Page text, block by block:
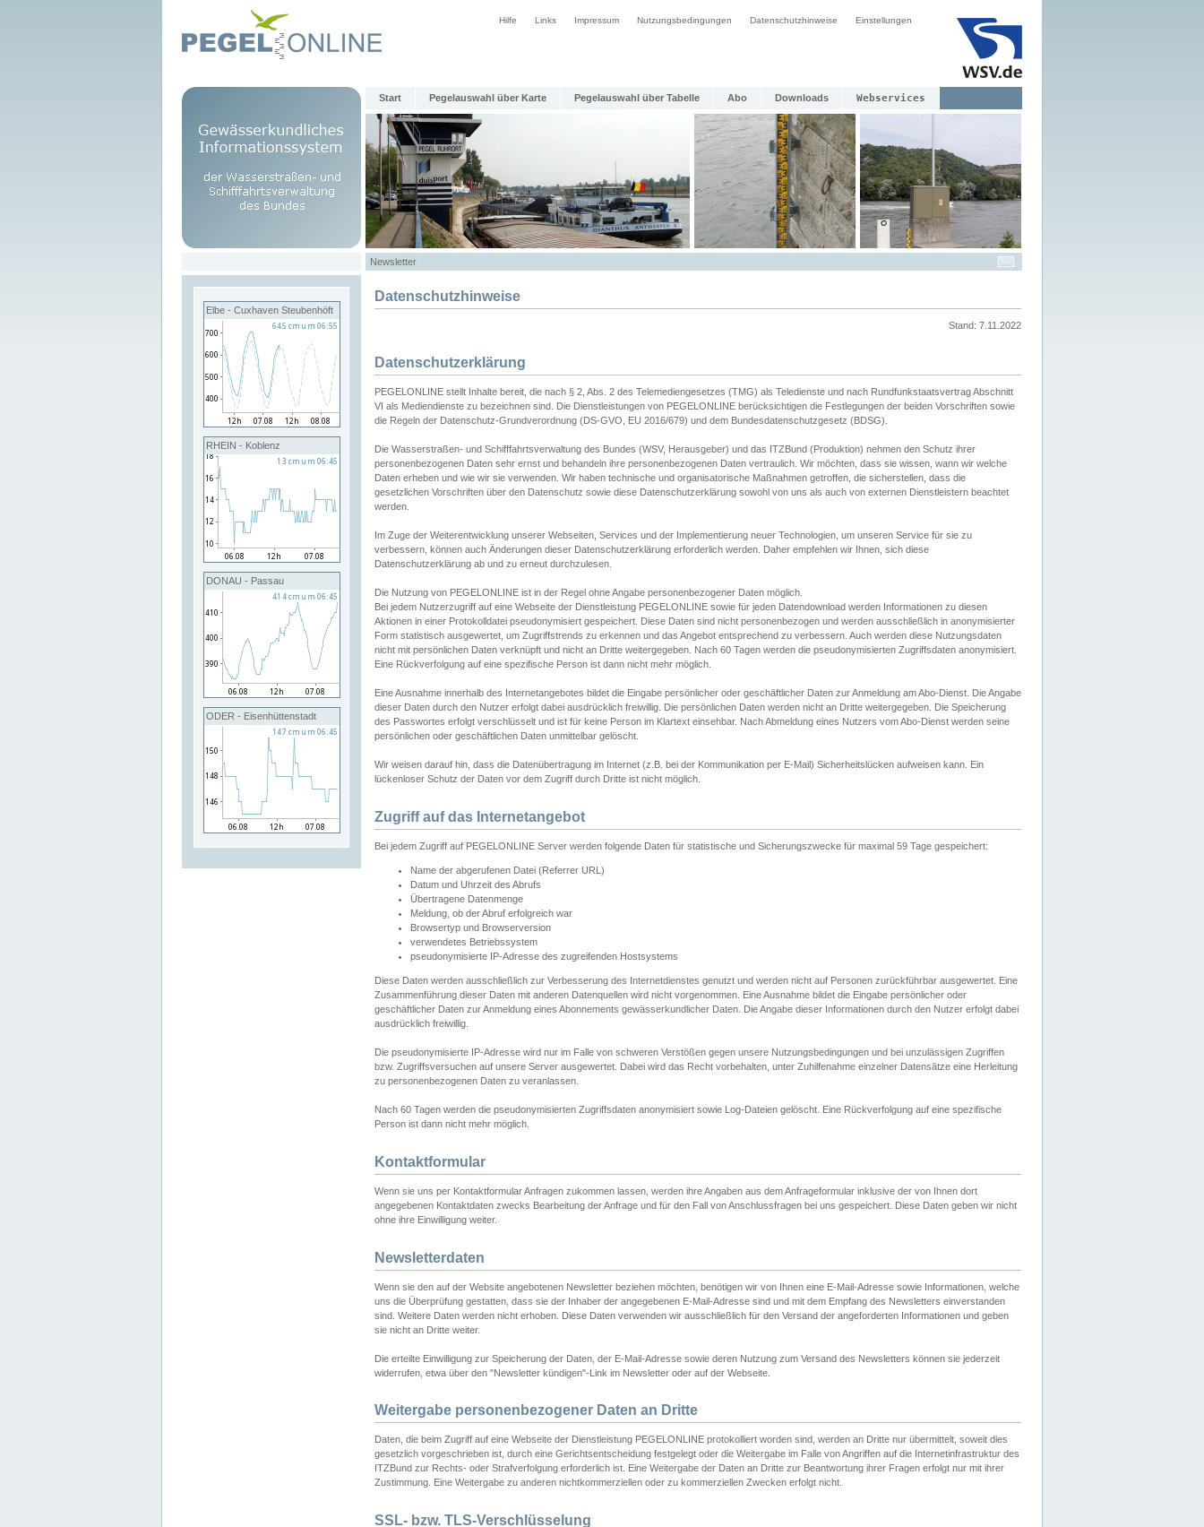
Hilfe Links Impressum Nutzungsbedingungen Datenschutzhinweise Einstellungen
Start Pegelauswahl über Karte Pegelauswahl über Tabelle Abo Downloads Webservices
Newsletter
Elbe - Cuxhaven Steubenhöft
RHEIN - Koblenz
DONAU - Passau
ODER - Eisenhüttenstadt
Datenschutzhinweise
Stand: 7.11.2022
Datenschutzerklärung
PEGELONLINE stellt Inhalte bereit, die nach § 2, Abs. 2 des Telemediengesetzes (TMG) als Teledienste und nach Rundfunkstaatsvertrag Abschnitt
VI als Mediendienste zu bezeichnen sind. Die Dienstleistungen von PEGELONLINE berücksichtigen die Festlegungen der beiden Vorschriften sowie
die Regeln der Datenschutz-Grundverordnung (DS-GVO, EU 2016/679) und dem Bundesdatenschutzgesetz (BDSG).
Die Wasserstraßen- und Schifffahrtsverwaltung des Bundes (WSV, Herausgeber) und das ITZBund (Produktion) nehmen den Schutz ihrer
personenbezogenen Daten sehr ernst und behandeln ihre personenbezogenen Daten vertraulich. Wir möchten, dass sie wissen, wann wir welche
Daten erheben und wie wir sie verwenden. Wir haben technische und organisatorische Maßnahmen getroffen, die sicherstellen, dass die
gesetzlichen Vorschriften über den Datenschutz sowie diese Datenschutzerklärung sowohl von uns als auch von externen Dienstleistern beachtet
werden.
Im Zuge der Weiterentwicklung unserer Webseiten, Services und der Implementierung neuer Technologien, um unseren Service für sie zu
verbessern, können auch Änderungen dieser Datenschutzerklärung erforderlich werden. Daher empfehlen wir Ihnen, sich diese
Datenschutzerklärung ab und zu erneut durchzulesen.
Die Nutzung von PEGELONLINE ist in der Regel ohne Angabe personenbezogener Daten möglich.
Bei jedem Nutzerzugriff auf eine Webseite der Dienstleistung PEGELONLINE sowie für jeden Datendownload werden Informationen zu diesen
Aktionen in einer Protokolldatei pseudonymisiert gespeichert. Diese Daten sind nicht personenbezogen und werden ausschließlich in anonymisierter
Form statistisch ausgewertet, um Zugriffstrends zu erkennen und das Angebot entsprechend zu verbessern. Auch werden diese Nutzungsdaten
nicht mit persönlichen Daten verknüpft und nicht an Dritte weitergegeben. Nach 60 Tagen werden die pseudonymisierten Zugriffsdaten anonymisiert.
Eine Rückverfolgung auf eine spezifische Person ist dann nicht mehr möglich.
Eine Ausnahme innerhalb des Internetangebotes bildet die Eingabe persönlicher oder geschäftlicher Daten zur Anmeldung am Abo-Dienst. Die Angabe
dieser Daten durch den Nutzer erfolgt dabei ausdrücklich freiwillig. Die persönlichen Daten werden nicht an Dritte weitergegeben. Die Speicherung
des Passwortes erfolgt verschlüsselt und ist für keine Person im Klartext einsehbar. Nach Abmeldung eines Nutzers vom Abo-Dienst werden seine
persönlichen oder geschäftlichen Daten unmittelbar gelöscht.
Wir weisen darauf hin, dass die Datenübertragung im Internet (z.B. bei der Kommunikation per E-Mail) Sicherheitslücken aufweisen kann. Ein
lückenloser Schutz der Daten vor dem Zugriff durch Dritte ist nicht möglich.
Zugriff auf das Internetangebot
Bei jedem Zugriff auf PEGELONLINE Server werden folgende Daten für statistische und Sicherungszwecke für maximal 59 Tage gespeichert:
Name der abgerufenen Datei (Referrer URL)
Datum und Uhrzeit des Abrufs
Übertragene Datenmenge
Meldung, ob der Abruf erfolgreich war
Browsertyp und Browserversion
verwendetes Betriebssystem
pseudonymisierte IP-Adresse des zugreifenden Hostsystems
Diese Daten werden ausschließlich zur Verbesserung des Internetdienstes genutzt und werden nicht auf Personen zurückführbar ausgewertet. Eine
Zusammenführung dieser Daten mit anderen Datenquellen wird nicht vorgenommen. Eine Ausnahme bildet die Eingabe persönlicher oder
geschäftlicher Daten zur Anmeldung eines Abonnements gewässerkundlicher Daten. Die Angabe dieser Informationen durch den Nutzer erfolgt dabei
ausdrücklich freiwillig.
Die pseudonymisierte IP-Adresse wird nur im Falle von schweren Verstößen gegen unsere Nutzungsbedingungen und bei unzulässigen Zugriffen
bzw. Zugriffsversuchen auf unsere Server ausgewertet. Dabei wird das Recht vorbehalten, unter Zuhilfenahme einzelner Datensätze eine Herleitung
zu personenbezogenen Daten zu veranlassen.
Nach 60 Tagen werden die pseudonymisierten Zugriffsdaten anonymisiert sowie Log-Dateien gelöscht. Eine Rückverfolgung auf eine spezifische
Person ist dann nicht mehr möglich.
Kontaktformular
Wenn sie uns per Kontaktformular Anfragen zukommen lassen, werden ihre Angaben aus dem Anfrageformular inklusive der von Ihnen dort
angegebenen Kontaktdaten zwecks Bearbeitung der Anfrage und für den Fall von Anschlussfragen bei uns gespeichert. Diese Daten geben wir nicht
ohne ihre Einwilligung weiter.
Newsletterdaten
Wenn sie den auf der Website angebotenen Newsletter beziehen möchten, benötigen wir von Ihnen eine E-Mail-Adresse sowie Informationen, welche
uns die Überprüfung gestatten, dass sie der Inhaber der angegebenen E-Mail-Adresse sind und mit dem Empfang des Newsletters einverstanden
sind. Weitere Daten werden nicht erhoben. Diese Daten verwenden wir ausschließlich für den Versand der angeforderten Informationen und geben
sie nicht an Dritte weiter.
Die erteilte Einwilligung zur Speicherung der Daten, der E-Mail-Adresse sowie deren Nutzung zum Versand des Newsletters können sie jederzeit
widerrufen, etwa über den "Newsletter kündigen"-Link im Newsletter oder auf der Webseite.
Weitergabe personenbezogener Daten an Dritte
Daten, die beim Zugriff auf eine Webseite der Dienstleistung PEGELONLINE protokolliert worden sind, werden an Dritte nur übermittelt, soweit dies
gesetzlich vorgeschrieben ist, durch eine Gerichtsentscheidung festgelegt oder die Weitergabe im Falle von Angriffen auf die Internetinfrastruktur des
ITZBund zur Rechts- oder Strafverfolgung erforderlich ist. Eine Weitergabe der Daten an Dritte zur Beantwortung ihrer Fragen erfolgt nur mit ihrer
Zustimmung. Eine Weitergabe zu anderen nichtkommerziellen oder zu kommerziellen Zwecken erfolgt nicht.
SSL- bzw. TLS-Verschlüsselung